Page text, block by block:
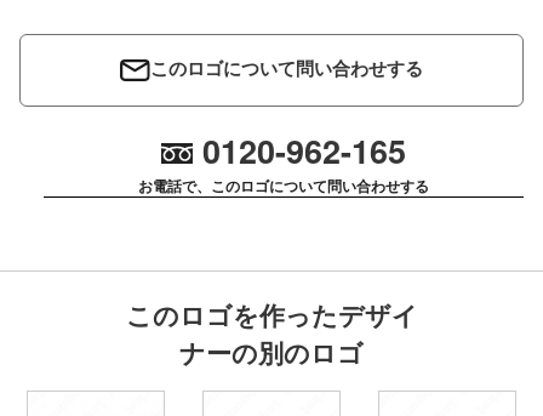
このロゴについて問い合わせする
0120-962-165
お電話で、このロゴについて問い合わせする
このロゴを作ったデザイ
ナーの別のロゴ